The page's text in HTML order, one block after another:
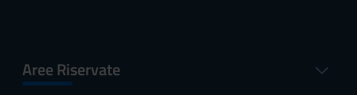
Aree Riservate